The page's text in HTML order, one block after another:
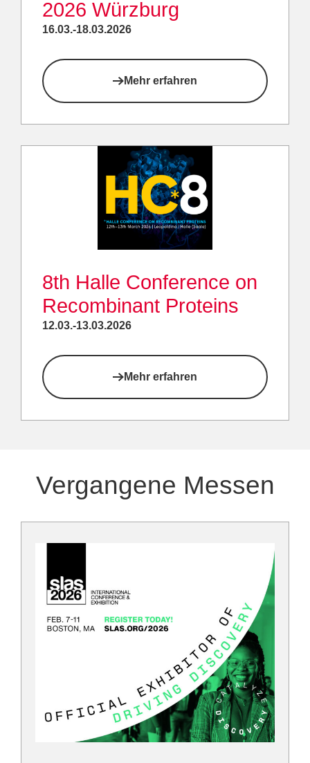
2026 Würzburg
16.03.-18.03.2026
Mehr erfahren
8th Halle Conference on
Recombinant Proteins
12.03.-13.03.2026
Mehr erfahren
Vergangene Messen